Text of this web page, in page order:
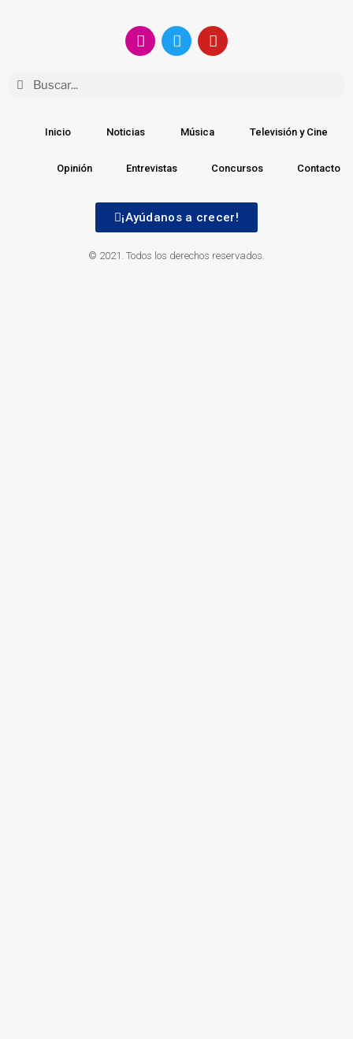
Inicio Noticias Música Televisión y Cine
Opinión Entrevistas Concursos Contacto
¡Ayúdanos a crecer!
© 2021. Todos los derechos reservados.